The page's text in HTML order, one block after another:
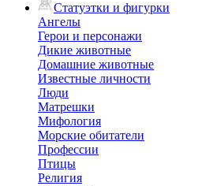
Статуэтки и фигурки
Ангелы
Герои и персонажи
Дикие животные
Домашние животные
Известные личности
Люди
Матрешки
Мифология
Морские обитатели
Профессии
Птицы
Религия